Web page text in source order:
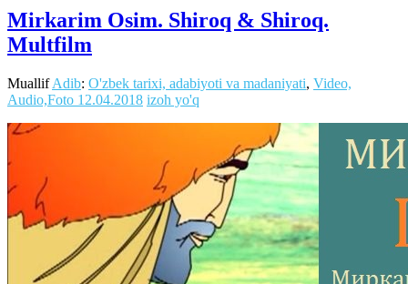
Mirkarim Osim. Shiroq & Shiroq.
Multfilm
MuallifAdib: O'zbek tarixi, adabiyoti va madaniyati, Video,
Audio,Foto 12.04.2018 izoh yo'q